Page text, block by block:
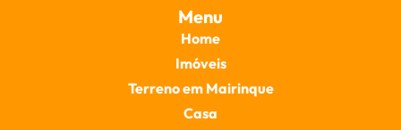
Menu
Home
Imóveis
Terreno em Mairinque
Casa